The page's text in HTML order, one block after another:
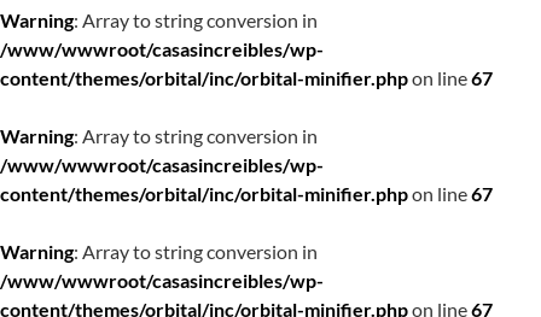
Warning: Array to string conversion in
/www/wwwroot/casasincreibles/wp-
content/themes/orbital/inc/orbital-minifier.phpon line67
Warning: Array to string conversion in
/www/wwwroot/casasincreibles/wp-
content/themes/orbital/inc/orbital-minifier.phpon line67
Warning: Array to string conversion in
/www/wwwroot/casasincreibles/wp-
content/themes/orbital/inc/orbital-minifier.phpon line67